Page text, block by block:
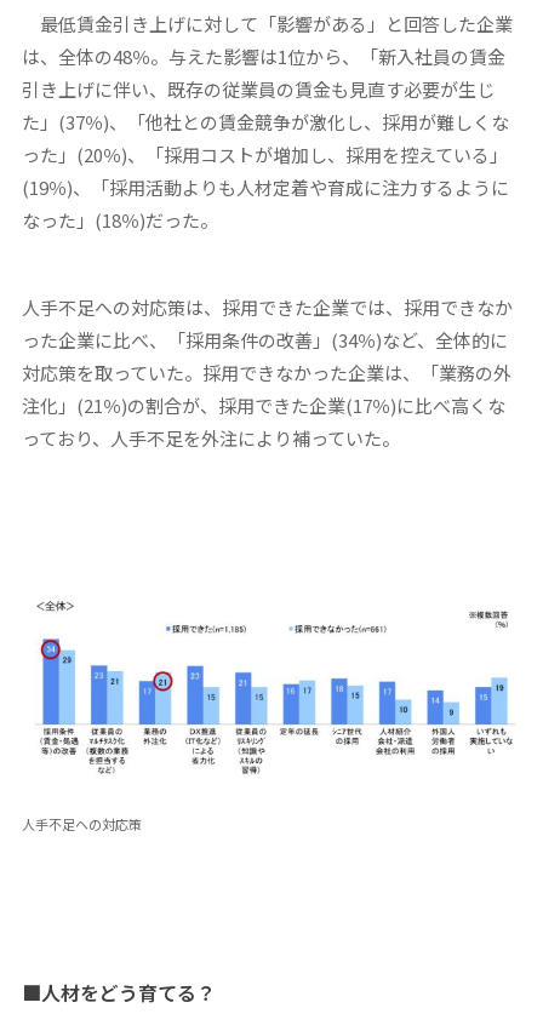
最低賃金引き上げに対して「影響がある」と回答した企業
は、全体の48％。与えた影響は1位から、「新入社員の賃金
引き上げに伴い、既存の従業員の賃金も見直す必要が生じ
た」(37％)、「他社との賃金競争が激化し、採用が難しくな
った」(20％)、「採用コストが増加し、採用を控えている」
(19％)、「採用活動よりも人材定着や育成に注力するように
なった」(18％)だった。
人手不足への対応策は、採用できた企業では、採用できなか
った企業に比べ、「採用条件の改善」(34％)など、全体的に
対応策を取っていた。採用できなかった企業は、「業務の外
注化」(21％)の割合が、採用できた企業(17％)に比べ高くな
っており、人手不足を外注により補っていた。
人手不足への対応策
■人材をどう育てる？